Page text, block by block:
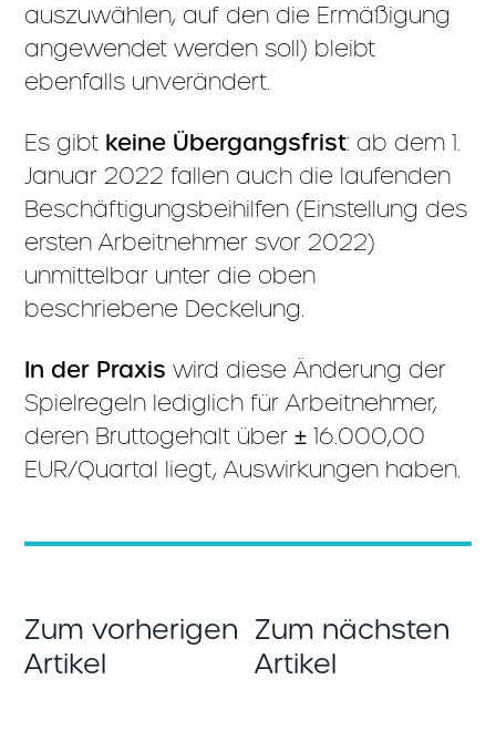
auszuwählen, auf den die Ermäßigung
angewendet werden soll) bleibt
ebenfalls unverändert.
Es gibt keine Übergangsfrist: ab dem 1.
Januar 2022 fallen auch die laufenden
Beschäftigungsbeihilfen (Einstellung des
ersten Arbeitnehmer svor 2022)
unmittelbar unter die oben
beschriebene Deckelung.
In der Praxis wird diese Änderung der
Spielregeln lediglich für Arbeitnehmer,
deren Bruttogehalt über ± 16.000,00
EUR/Quartal liegt, Auswirkungen haben.
Zum vorherigen
Artikel
Zum nächsten
Artikel